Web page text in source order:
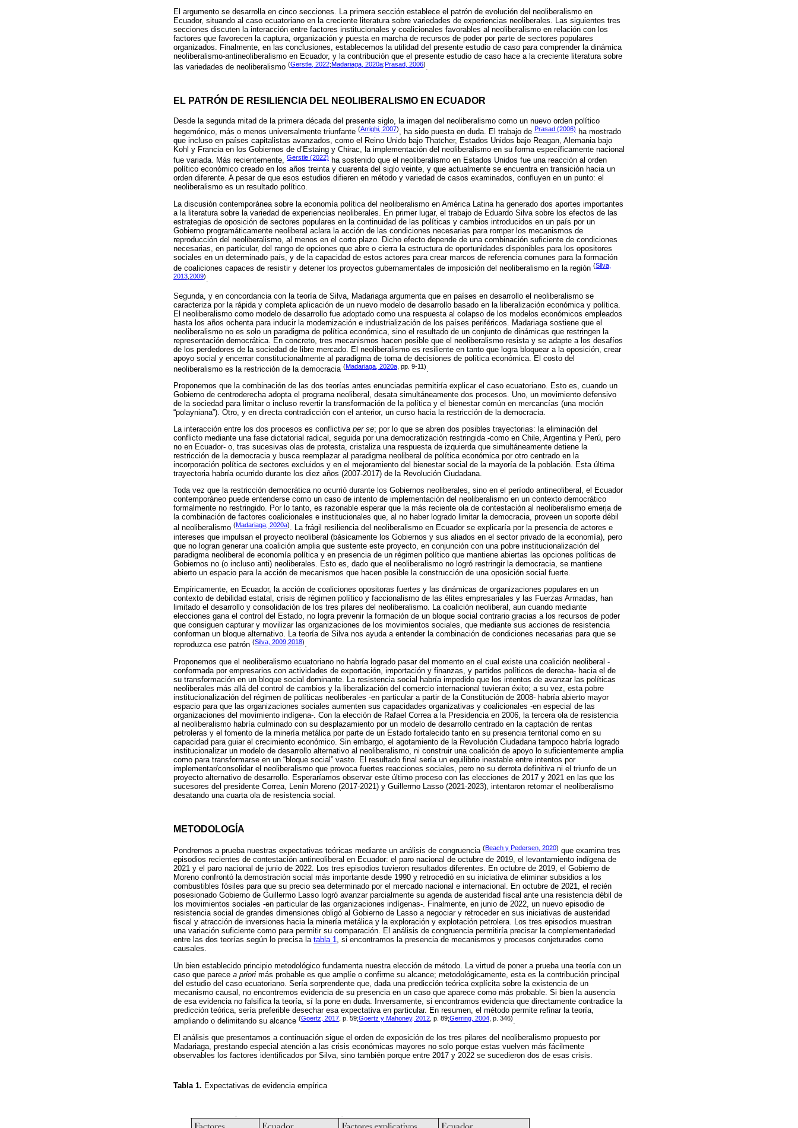
El argumento se desarrolla en cinco secciones. La primera sección establece el patrón de evolución del neoliberalismo en
Ecuador, situando al caso ecuatoriano en la creciente literatura sobre variedades de experiencias neoliberales. Las siguientes tres
secciones discuten la interacción entre factores institucionales y coalicionales favorables al neoliberalismo en relación con los
factores que favorecen la captura, organización y puesta en marcha de recursos de poder por parte de sectores populares
organizados. Finalmente, en las conclusiones, establecemos la utilidad del presente estudio de caso para comprender la dinámica
neoliberalismo-antineoliberalismo en Ecuador, y la contribución que el presente estudio de caso hace a la creciente literatura sobre
las variedades de neoliberalismo (Gerstle, 2022;Madariaga, 2020a;Prasad, 2006).
EL PATRÓN DE RESILIENCIA DEL NEOLIBERALISMO EN ECUADOR
Desde la segunda mitad de la primera década del presente siglo, la imagen del neoliberalismo como un nuevo orden político
hegemónico, más o menos universalmente triunfante (Arrighi, 2007) , ha sido puesta en duda. El trabajo de Prasad (2006) ha mostrado
que incluso en países capitalistas avanzados, como el Reino Unido bajo Thatcher, Estados Unidos bajo Reagan, Alemania bajo
Kohl y Francia en los Gobiernos de d’Estaing y Chirac, la implementación del neoliberalismo en su forma específicamente nacional
fue variada. Más recientemente, Gerstle (2022) ha sostenido que el neoliberalismo en Estados Unidos fue una reacción al orden
político económico creado en los años treinta y cuarenta del siglo veinte, y que actualmente se encuentra en transición hacia un
orden diferente. A pesar de que esos estudios difieren en método y variedad de casos examinados, confluyen en un punto: el
neoliberalismo es un resultado político.
La discusión contemporánea sobre la economía política del neoliberalismo en América Latina ha generado dos aportes importantes
a la literatura sobre la variedad de experiencias neoliberales. En primer lugar, el trabajo de Eduardo Silva sobre los efectos de las
estrategias de oposición de sectores populares en la continuidad de las políticas y cambios introducidos en un país por un
Gobierno programáticamente neoliberal aclara la acción de las condiciones necesarias para romper los mecanismos de
reproducción del neoliberalismo, al menos en el corto plazo. Dicho efecto depende de una combinación suficiente de condiciones
necesarias, en particular, del rango de opciones que abre o cierra la estructura de oportunidades disponibles para los opositores
sociales en un determinado país, y de la capacidad de estos actores para crear marcos de referencia comunes para la formación
de coaliciones capaces de resistir y detener los proyectos gubernamentales de imposición del neoliberalismo en la región (Silva,
2013 2009).
Segunda, y en concordancia con la teoría de Silva, Madariaga argumenta que en países en desarrollo el neoliberalismo se
caracteriza por la rápida y completa aplicación de un nuevo modelo de desarrollo basado en la liberalización económica y política.
El neoliberalismo como modelo de desarrollo fue adoptado como una respuesta al colapso de los modelos económicos empleados
hasta los años ochenta para inducir la modernización e industrialización de los países periféricos. Madariaga sostiene que el
neoliberalismo no es solo un paradigma de política económica, sino el resultado de un conjunto de dinámicas que restringen la
representación democrática. En concreto, tres mecanismos hacen posible que el neoliberalismo resista y se adapte a los desafíos
de los perdedores de la sociedad de libre mercado. El neoliberalismo es resiliente en tanto que logra bloquear a la oposición, crear
apoyo social y encerrar constitucionalmente al paradigma de toma de decisiones de política económica. El costo del
neoliberalismo es la restricción de la democracia (Madariaga, 2020a , pp. 9-11)
Proponemos que la combinación de las dos teorías antes enunciadas permitiría explicar el caso ecuatoriano. Esto es, cuando un
Gobierno de centroderecha adopta el programa neoliberal, desata simultáneamente dos procesos. Uno, un movimiento defensivo
de la sociedad para limitar o incluso revertir la transformación de la política y el bienestar común en mercancías (una moción
“polayniana”). Otro, y en directa contradicción con el anterior, un curso hacia la restricción de la democracia.
La interacción entre los dos procesos es conflictiva per se; por lo que se abren dos posibles trayectorias: la eliminación del
conflicto mediante una fase dictatorial radical, seguida por una democratización restringida -como en Chile, Argentina y Perú, pero
no en Ecuador- o, tras sucesivas olas de protesta, cristaliza una respuesta de izquierda que simultáneamente detiene la
restricción de la democracia y busca reemplazar al paradigma neoliberal de política económica por otro centrado en la
incorporación política de sectores excluidos y en el mejoramiento del bienestar social de la mayoría de la población. Esta última
trayectoria habría ocurrido durante los diez años (2007-2017) de la Revolución Ciudadana.
Toda vez que la restricción democrática no ocurrió durante los Gobiernos neoliberales, sino en el período antineoliberal, el Ecuador
contemporáneo puede entenderse como un caso de intento de implementación del neoliberalismo en un contexto democrático
formalmente no restringido. Por lo tanto, es razonable esperar que la más reciente ola de contestación al neoliberalismo emerja de
la combinación de factores coalicionales e institucionales que, al no haber logrado limitar la democracia, proveen un soporte débil
al neoliberalismo (Madariaga, 2020a). La frágil resiliencia del neoliberalismo en Ecuador se explicaría por la presencia de actores e
intereses que impulsan el proyecto neoliberal (básicamente los Gobiernos y sus aliados en el sector privado de la economía), pero
que no logran generar una coalición amplia que sustente este proyecto, en conjunción con una pobre institucionalización del
paradigma neoliberal de economía política y en presencia de un régimen político que mantiene abiertas las opciones políticas de
Gobiernos no (o incluso anti) neoliberales. Esto es, dado que el neoliberalismo no logró restringir la democracia, se mantiene
abierto un espacio para la acción de mecanismos que hacen posible la construcción de una oposición social fuerte.
Empíricamente, en Ecuador, la acción de coaliciones opositoras fuertes y las dinámicas de organizaciones populares en un
contexto de debilidad estatal, crisis de régimen político y faccionalismo de las élites empresariales y las Fuerzas Armadas, han
limitado el desarrollo y consolidación de los tres pilares del neoliberalismo. La coalición neoliberal, aun cuando mediante
elecciones gana el control del Estado, no logra prevenir la formación de un bloque social contrario gracias a los recursos de poder
que consiguen capturar y movilizar las organizaciones de los movimientos sociales, que mediante sus acciones de resistencia
conforman un bloque alternativo. La teoría de Silva nos ayuda a entender la combinación de condiciones necesarias para que se
reproduzca ese patrón (Silva, 2009 2018).
Proponemos que el neoliberalismo ecuatoriano no habría logrado pasar del momento en el cual existe una coalición neoliberal -
conformada por empresarios con actividades de exportación, importación y finanzas, y partidos políticos de derecha- hacia el de
su transformación en un bloque social dominante. La resistencia social habría impedido que los intentos de avanzar las políticas
neoliberales más allá del control de cambios y la liberalización del comercio internacional tuvieran éxito; a su vez, esta pobre
institucionalización del régimen de políticas neoliberales -en particular a partir de la Constitución de 2008- habría abierto mayor
espacio para que las organizaciones sociales aumenten sus capacidades organizativas y coalicionales -en especial de las
organizaciones del movimiento indígena-. Con la elección de Rafael Correa a la Presidencia en 2006, la tercera ola de resistencia
al neoliberalismo habría culminado con su desplazamiento por un modelo de desarrollo centrado en la captación de rentas
petroleras y el fomento de la minería metálica por parte de un Estado fortalecido tanto en su presencia territorial como en su
capacidad para guiar el crecimiento económico. Sin embargo, el agotamiento de la Revolución Ciudadana tampoco habría logrado
institucionalizar un modelo de desarrollo alternativo al neoliberalismo, ni construir una coalición de apoyo lo suficientemente amplia
como para transformarse en un “bloque social” vasto. El resultado final sería un equilibrio inestable entre intentos por
implementar/consolidar el neoliberalismo que provoca fuertes reacciones sociales, pero no su derrota definitiva ni el triunfo de un
proyecto alternativo de desarrollo. Esperaríamos observar este último proceso con las elecciones de 2017 y 2021 en las que los
sucesores del presidente Correa, Lenín Moreno (2017-2021) y Guillermo Lasso (2021-2023), intentaron retomar el neoliberalismo
desatando una cuarta ola de resistencia social.
METODOLOGÍA
Pondremos a prueba nuestras expectativas teóricas mediante un análisis de congruencia (Beach y Pedersen, 2020) que examina tres
episodios recientes de contestación antineoliberal en Ecuador: el paro nacional de octubre de 2019, el levantamiento indígena de
2021 y el paro nacional de junio de 2022. Los tres episodios tuvieron resultados diferentes. En octubre de 2019, el Gobierno de
Moreno confrontó la demostración social más importante desde 1990 y retrocedió en su iniciativa de eliminar subsidios a los
combustibles fósiles para que su precio sea determinado por el mercado nacional e internacional. En octubre de 2021, el recién
posesionado Gobierno de Guillermo Lasso logró avanzar parcialmente su agenda de austeridad fiscal ante una resistencia débil de
los movimientos sociales -en particular de las organizaciones indígenas-. Finalmente, en junio de 2022, un nuevo episodio de
resistencia social de grandes dimensiones obligó al Gobierno de Lasso a negociar y retroceder en sus iniciativas de austeridad
fiscal y atracción de inversiones hacia la minería metálica y la exploración y explotación petrolera. Los tres episodios muestran
una variación suficiente como para permitir su comparación. El análisis de congruencia permitiría precisar la complementariedad
entre las dos teorías según lo precisa la tabla 1, si encontramos la presencia de mecanismos y procesos conjeturados como
causales.
Un bien establecido principio metodológico fundamenta nuestra elección de método. La virtud de poner a prueba una teoría con un
caso que parece a priori más probable es que amplíe o confirme su alcance; metodológicamente, esta es la contribución principal
del estudio del caso ecuatoriano. Sería sorprendente que, dada una predicción teórica explícita sobre la existencia de un
mecanismo causal, no encontremos evidencia de su presencia en un caso que aparece como más probable. Si bien la ausencia
de esa evidencia no falsifica la teoría, sí la pone en duda. Inversamente, si encontramos evidencia que directamente contradice la
predicción teórica, sería preferible desechar esa expectativa en particular. En resumen, el método permite refinar la teoría,
ampliando o delimitando su alcance (Goertz, 2017 , p. 59;Goertz y Mahoney, 2012 , p. 89;Gerring, 2004 , p. 346)
El análisis que presentamos a continuación sigue el orden de exposición de los tres pilares del neoliberalismo propuesto por
Madariaga, prestando especial atención a las crisis económicas mayores no solo porque estas vuelven más fácilmente
observables los factores identificados por Silva, sino también porque entre 2017 y 2022 se sucedieron dos de esas crisis.
Tabla 1. Expectativas de evidencia empírica